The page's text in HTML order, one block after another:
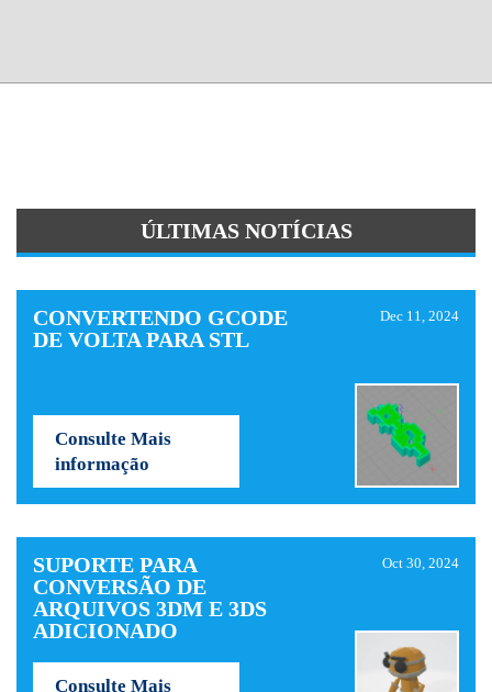
ÚLTIMAS NOTÍCIAS
CONVERTENDO GCODE
DE VOLTA PARA STL
Dec 11, 2024
Consulte Mais
informação
SUPORTE PARA
CONVERSÃO DE
ARQUIVOS 3DM E 3DS
ADICIONADO
Oct 30, 2024
Consulte Mais